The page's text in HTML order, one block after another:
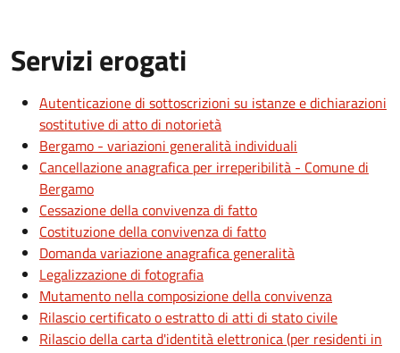
Servizi erogati
Autenticazione di sottoscrizioni su istanze e dichiarazioni
sostitutive di atto di notorietà
Bergamo - variazioni generalità individuali
Cancellazione anagrafica per irreperibilità - Comune di
Bergamo
Cessazione della convivenza di fatto
Costituzione della convivenza di fatto
Domanda variazione anagrafica generalità
Legalizzazione di fotografia
Mutamento nella composizione della convivenza
Rilascio certificato o estratto di atti di stato civile
Rilascio della carta d'identità elettronica (per residenti in